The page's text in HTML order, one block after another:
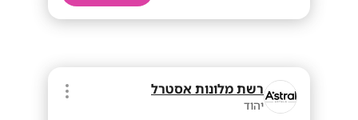
רשת מלונות אסטרל
יהוד